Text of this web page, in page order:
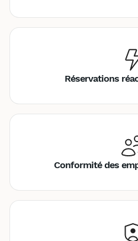
Réservations
Conformité des